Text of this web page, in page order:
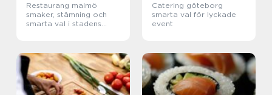
Restaurang malmö
smaker, stämning och
smarta val i stadens
Catering göteborg
smarta val för lyckade
event